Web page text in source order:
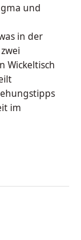
und
in der
Wickeltisch
im